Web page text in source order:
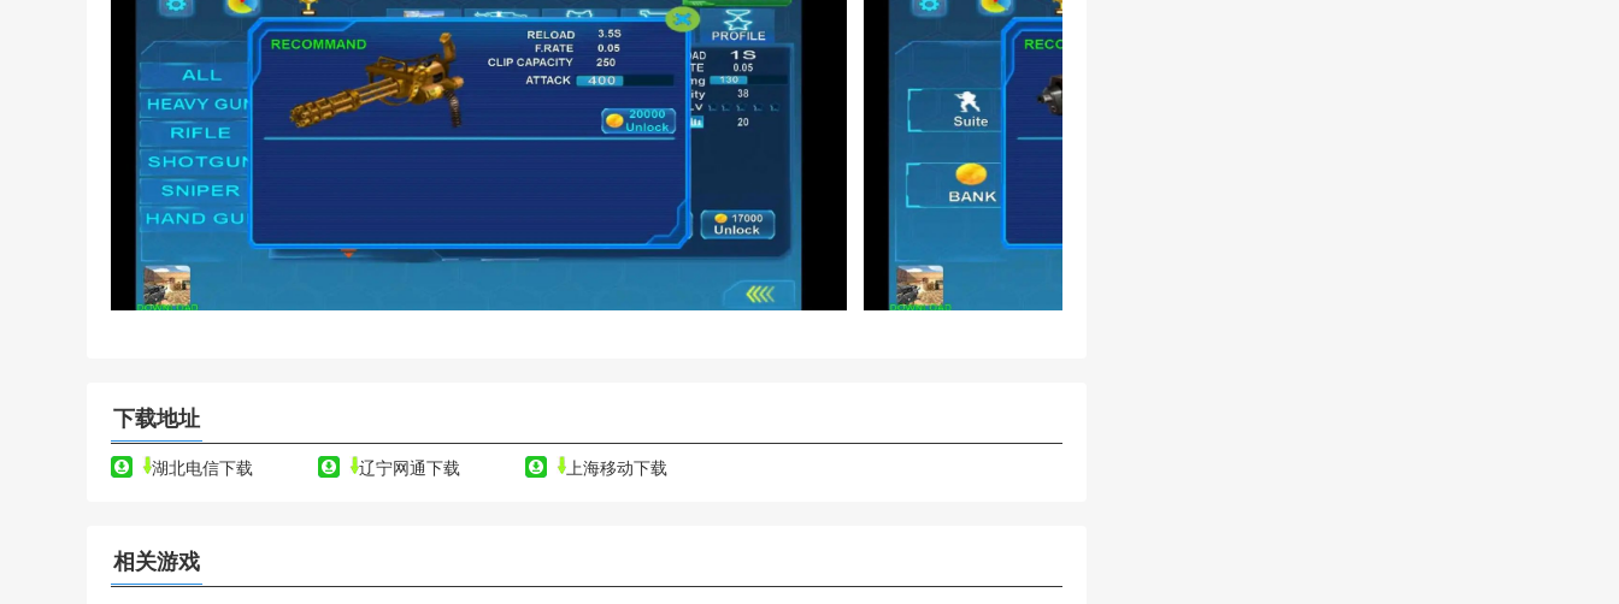
下载地址
湖北电信下载 辽宁网通下载 上海移动下载
相关游戏